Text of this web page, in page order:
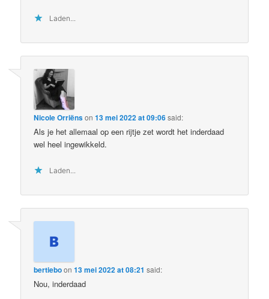
Laden...
Nicole Orriënson13 mei 2022 at 09:06said:
Als je het allemaal op een rijtje zet wordt het inderdaad
wel heel ingewikkeld.
Laden...
bertieboon13 mei 2022 at 08:21 said:
Nou, inderdaad